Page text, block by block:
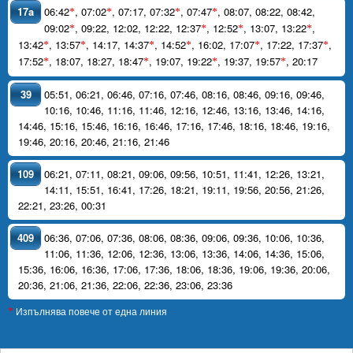
17a 06:42*, 07:02*, 07:17, 07:32*, 07:47*, 08:07, 08:22, 08:42,
09:02*, 09:22, 12:02, 12:22, 12:37*, 12:52*, 13:07, 13:22*,
13:42*, 13:57*, 14:17, 14:37*, 14:52*, 16:02, 17:07*, 17:22, 17:37*,
17:52*, 18:07, 18:27, 18:47*, 19:07, 19:22*, 19:37, 19:57*, 20:17
39 05:51, 06:21, 06:46, 07:16, 07:46, 08:16, 08:46, 09:16, 09:46,
10:16, 10:46, 11:16, 11:46, 12:16, 12:46, 13:16, 13:46, 14:16,
14:46, 15:16, 15:46, 16:16, 16:46, 17:16, 17:46, 18:16, 18:46, 19:16,
19:46, 20:16, 20:46, 21:16, 21:46
109 06:21, 07:11, 08:21, 09:06, 09:56, 10:51, 11:41, 12:26, 13:21,
14:11, 15:51, 16:41, 17:26, 18:21, 19:11, 19:56, 20:56, 21:26,
22:21, 23:26, 00:31
409 06:36, 07:06, 07:36, 08:06, 08:36, 09:06, 09:36, 10:06, 10:36,
11:06, 11:36, 12:06, 12:36, 13:06, 13:36, 14:06, 14:36, 15:06,
15:36, 16:06, 16:36, 17:06, 17:36, 18:06, 18:36, 19:06, 19:36, 20:06,
20:36, 21:06, 21:36, 22:06, 22:36, 23:06, 23:36
* Изпълнява повече от една линия